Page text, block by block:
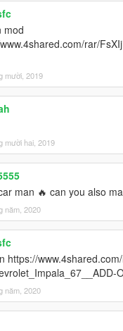
mod
rar/
mười, 2019
mười hai, 2019
man 🔥 can you also
năm, 2020
https://
năm, 2020